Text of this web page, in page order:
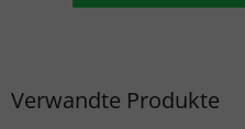
Verwandte Produkte